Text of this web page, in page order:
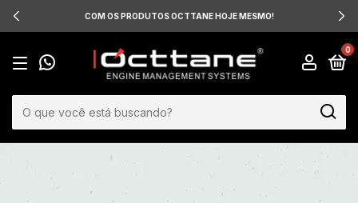
COM OS PRODUTOS OCTTANE HOJE MESMO!
0